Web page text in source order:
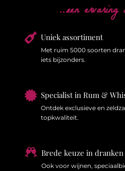
…een
 Uniek assortiment
Met ruim 5000 soorten
iets bijzonders.
 Specialist in Rum &
Ontdek exclusieve en
topkwaliteit.
 Brede keuze in dranken
Ook voor wijnen,